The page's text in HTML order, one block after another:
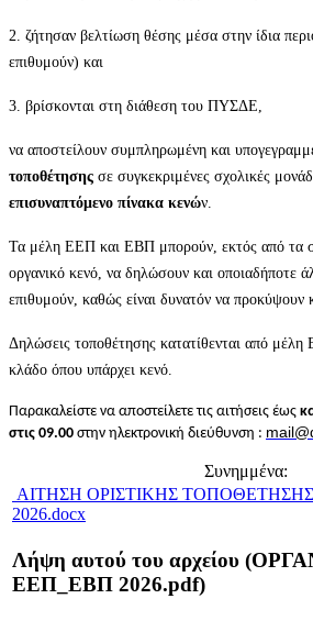
2. ζήτησαν βελτίωση θέσης μέσα στην ίδια
επιθυμούν) και
3. βρίσκονται στη διάθεση του ΠΥΣΔΕ,
να αποστείλουν συμπληρωμένη και
τοποθέτησης σε συγκεκριμένες σχολικές
επισυναπτόμενο πίνακα κενών.
Τα μέλη ΕΕΠ και ΕΒΠ μπορούν, εκτός από τα
οργανικό κενό, να δηλώσουν και οποιαδήποτε
επιθυμούν, καθώς είναι δυνατόν να προκύψουν
Δηλώσεις τοποθέτησης κατατίθενται από
κλάδο όπου υπάρχει κενό.
Παρακαλείστε να αποστείλετε τις αιτήσεις έως
στις 09.00 στην ηλεκτρονική διεύθυνση : mail@
Συνημμένα:
ΑΙΤΗΣΗ ΟΡΙΣΤΙΚΗΣ
2026.docx
Λήψη αυτού του αρχείου
EΕΠ_ΕΒΠ 2026.pdf)